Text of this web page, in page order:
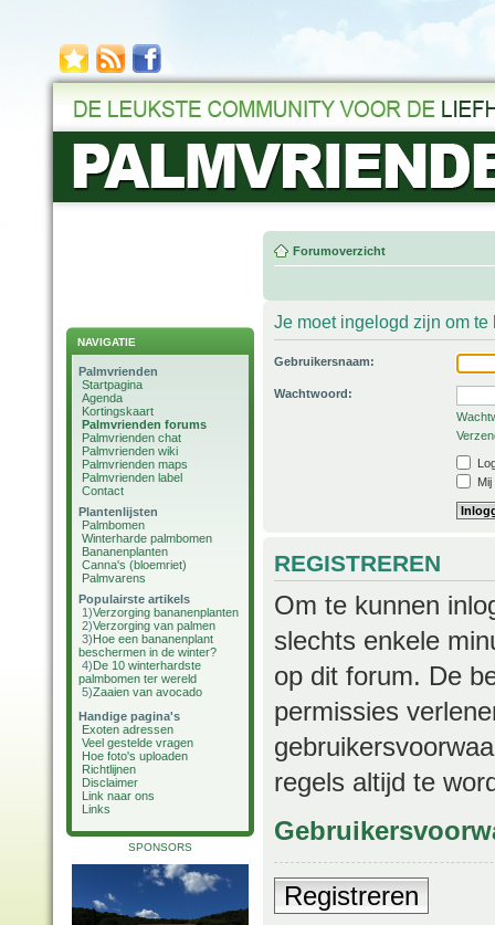
NAVIGATIE
Palmvrienden
Startpagina
Agenda
Kortingskaart
Palmvrienden forums
Palmvrienden chat
Palmvrienden wiki
Palmvrienden maps
Palmvrienden label
Contact
Plantenlijsten
Palmbomen
Winterharde palmbomen
Bananenplanten
Canna's (bloemriet)
Palmvarens
Populairste artikels
1)Verzorging bananenplanten
2)Verzorging van palmen
3)Hoe een bananenplant
beschermen in de winter?
4)De 10 winterhardste
palmbomen ter wereld
5)Zaaien van avocado
Handige pagina's
Exoten adressen
Veel gestelde vragen
Hoe foto's uploaden
Richtlijnen
Disclaimer
Link naar ons
Links
SPONSORS
Forumoverzicht
Je moet ingelogd zijn om
Gebruikersnaam:
Wachtwoord:
REGISTREREN
Om te kunnen
slechts enkele
op dit forum. De
permissies
regels altijd te
Registreren